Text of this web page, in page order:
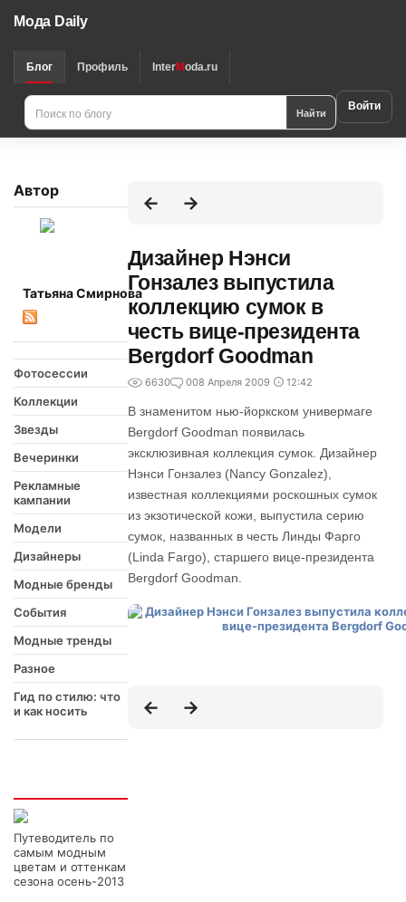
Мода Daily
Блог Профиль InterModa.ru
Найти Войти
Автор
Татьяна Смирнова
Фотосессии
Коллекции
Звезды
Вечеринки
Рекламные
кампании
Модели
Дизайнеры
Модные бренды
События
Модные тренды
Разное
Гид по стилю: что
и как носить
Путеводитель по
самым модным
цветам и оттенкам
сезона осень-2013
Дизайнер Нэнси
Гонзалез выпустила
коллекцию сумок в
честь вице-президента
Bergdorf Goodman
6630 008 Апреля 2009 12:42
В знаменитом нью-йоркском универмаге
Bergdorf Goodman появилась
эксклюзивная коллекция сумок. Дизайнер
Нэнси Гонзалез (Nancy Gonzalez),
известная коллекциями роскошных сумок
из экзотической кожи, выпустила серию
сумок, названных в честь Линды Фарго
(Linda Fargo), старшего вице-президента
Bergdorf Goodman.